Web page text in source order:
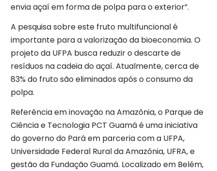
envia açaí em forma de polpa para o exterior”.
A pesquisa sobre este fruto multifuncional é
importante para a valorização da bioeconomia. O
projeto da UFPA busca reduzir o descarte de
resíduos na cadeia do açaí. Atualmente, cerca de
83% do fruto são eliminados após o consumo da
polpa.
Referência em inovação na Amazônia, o Parque de
Ciência e Tecnologia PCT Guamá é uma iniciativa
do governo do Pará em parceria com a UFPA,
Universidade Federal Rural da Amazônia, UFRA, e
gestão da Fundação Guamá. Localizado em Belém,